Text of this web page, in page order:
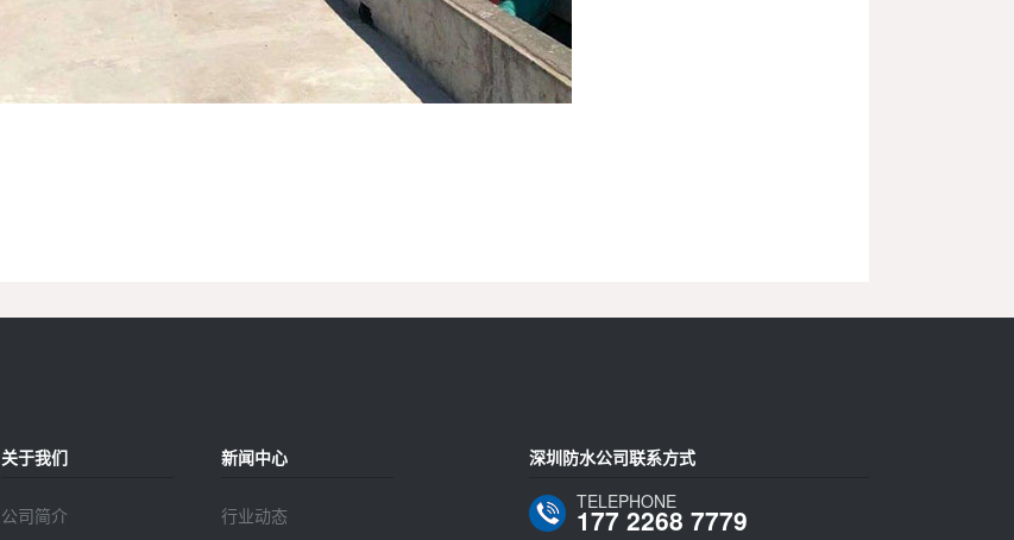
关于我们
公司简介
新闻中心
行业动态
深圳防水公司联系方式
TELEPHONE
177 2268 7779